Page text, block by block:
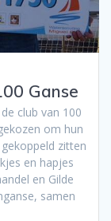
Ganse
club van 100
om hun
zitten
en hapjes
en Gilde
samen